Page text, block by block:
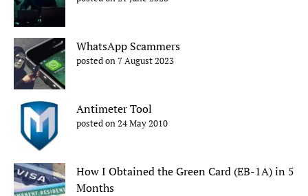
WhatsApp Scammers
posted on 7 August 2023
Antimeter Tool
posted on 24 May 2010
How I Obtained the Green Card (EB-1A) in 5
Months